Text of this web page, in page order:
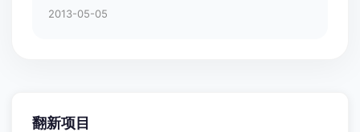
2013-05-05
翻新项目